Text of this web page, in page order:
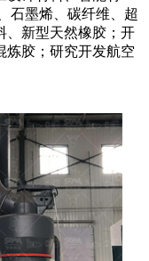
石墨烯、碳纤维、超
、新型天然橡胶；开
炼胶；研究开发航空